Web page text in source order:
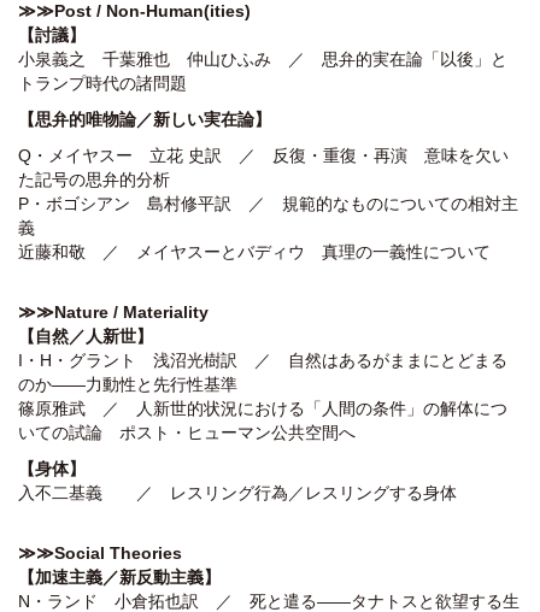
≫≫Post / Non-Human(ities)
【討議】
小泉義之 千葉雅也 仲山ひふみ ／ 思弁的実在論「以後」と
トランプ時代の諸問題
【思弁的唯物論／新しい実在論】
Q・メイヤスー 立花 史訳 ／ 反復・重復・再演 意味を欠い
た記号の思弁的分析
P・ボゴシアン 島村修平訳 ／ 規範的なものについての相対主
義
近藤和敬 ／ メイヤスーとバディウ 真理の一義性について
≫≫Nature / Materiality
【自然／人新世】
I・H・グラント 浅沼光樹訳 ／ 自然はあるがままにとどまる
のか――力動性と先行性基準
篠原雅武 ／ 人新世的状況における「人間の条件」の解体につ
いての試論 ポスト・ヒューマン公共空間へ
【身体】
入不二基義 ／ レスリング行為／レスリングする身体
≫≫Social Theories
【加速主義／新反動主義】
N・ランド 小倉拓也訳 ／ 死と遣る――タナトスと欲望する生